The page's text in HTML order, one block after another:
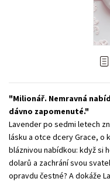
Milionář. Nemravná
dávno zapomenuté.
Lavender po sedmi letech
lásku a otce dcery Grace, o
bláznivou nabídkou: když si
dolarů a zachrání svou
opravdu čestné? A dokáže